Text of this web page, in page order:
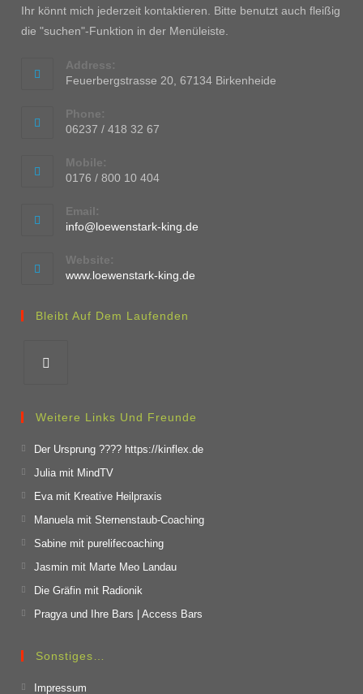
Ihr könnt mich jederzeit kontaktieren. Bitte benutzt auch fleißig
die "suchen"-Funktion in der Menüleiste.
Address:
Feuerbergstrasse 20, 67134 Birkenheide
Phone:
06237 / 418 32 67
Mobile:
0176 / 800 10 404
Email:
info@loewenstark-king.de
Website:
www.loewenstark-king.de
Bleibt Auf Dem Laufenden
Weitere Links Und Freunde
Der Ursprung ???? https://kinflex.de
Julia mit MindTV
Eva mit Kreative Heilpraxis
Manuela mit Sternenstaub-Coaching
Sabine mit purelifecoaching
Jasmin mit Marte Meo Landau
Die Gräfin mit Radionik
Pragya und Ihre Bars | Access Bars
Sonstiges…
Impressum